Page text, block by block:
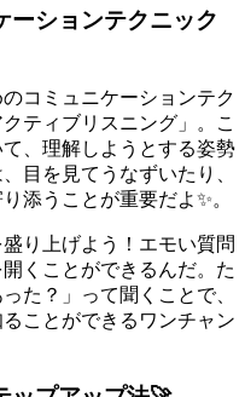
ーションテクニック
コミュニケーションテク
ティブリスニング」。こ
、理解しようとする姿勢
目を見てうなずいたり、
添うことが重要だよ✨。
り上げよう！エモい質問
くことができるんだ。た
た？」って聞くことで、
ことができるワンチャン